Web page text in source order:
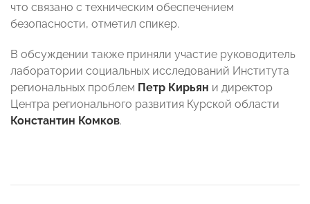
что связано с техническим обеспечением
безопасности, отметил спикер.
В обсуждении также приняли участие руководитель
лаборатории социальных исследований Института
региональных проблем Петр Кирьян и директор
Центра регионального развития Курской области
Константин Комков.​​